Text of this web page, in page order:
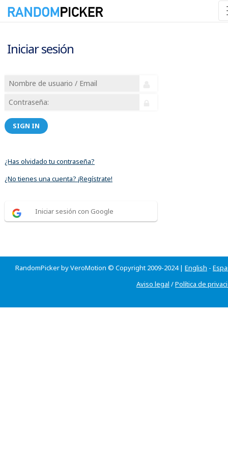
Iniciar sesión
SIGN IN
¿Has olvidado tu contraseña?
¿No tienes una cuenta? ¡Regístrate!
Iniciar sesión con Google
RandomPicker by VeroMotion © Copyright 2009-2024 | English -
Aviso legal /Política de